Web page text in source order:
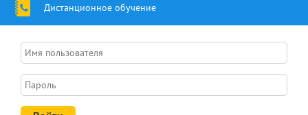
Дистанционное обучение